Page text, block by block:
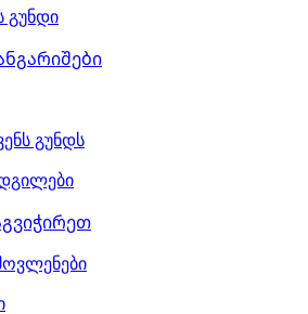
გუნდი
გუნდს